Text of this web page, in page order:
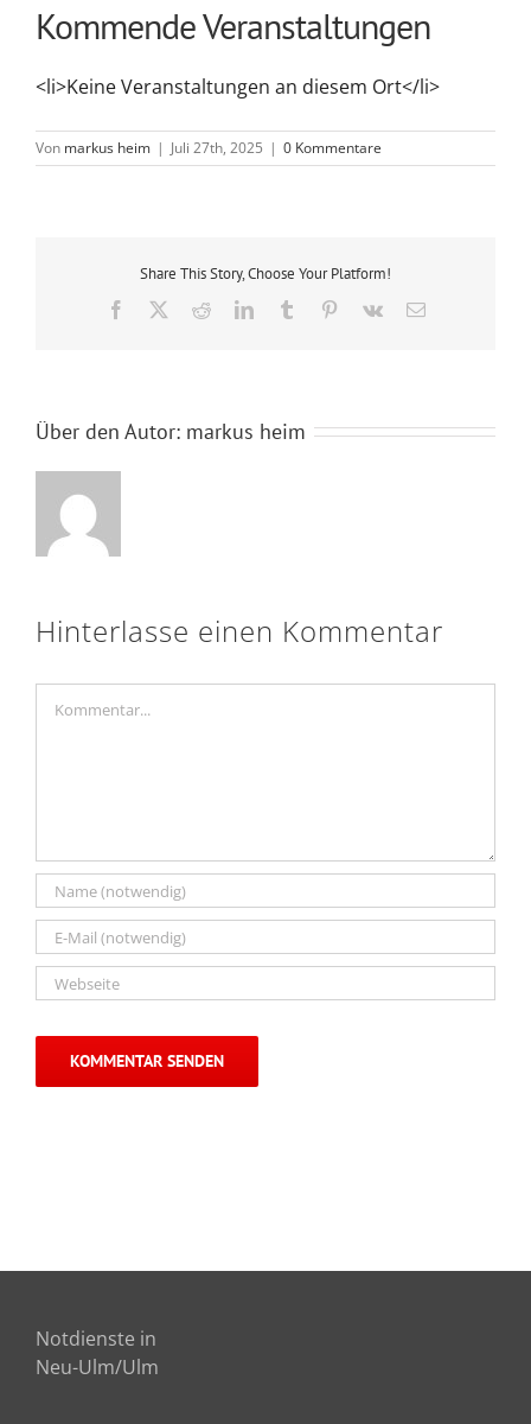
Kommende Veranstaltungen
<li>Keine Veranstaltungen an diesem Ort</li>
Von markus heim | Juli 27th, 2025 | 0 Kommentare
Share This Story, Choose Your Platform!
Facebook RedditLinkedInTumblr Pinterest
Vk
E-
Über den Autor: markus heim
Hinterlasse einen Kommentar
Notdienste in
Neu-Ulm/Ulm